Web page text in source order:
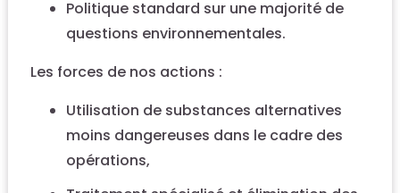
Politique standard sur une majorité de
questions environnementales.
Les forces de nos actions :
Utilisation de substances alternatives
moins dangereuses dans le cadre des
opérations,